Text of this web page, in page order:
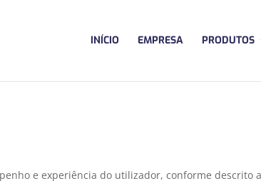
INÍCIO EMPRESA PRODUTOS
e experiência do utilizador, conforme descrito